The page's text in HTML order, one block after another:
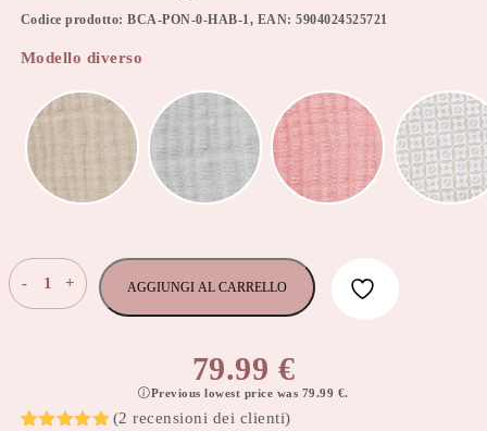
Codice prodotto: BCA-PON-0-HAB-1, EAN: 5904024525721
Modello diverso
-
Poncho
universale
anni
+ AGGIUNGI AL CARRELLO
79.99 €
Previous lowest price was 79.99 €.
(2 recensioni dei clienti)